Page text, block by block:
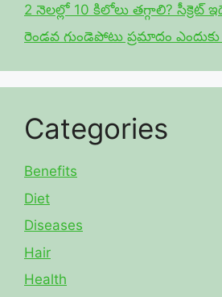
2 నెలల్లో 10 కిలోలు తగ్గాలి? సీక్రెట్
రెండవ గుండెపోటు ప్రమాదం ఎందుకు
Categories
Benefits
Diet
Diseases
Hair
Health